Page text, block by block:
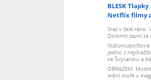
BLESK Tlapky
Netflix filmy
Sraz v šest ráno.
Dolomit zazní za
jedno z
ve Švýcarsku a
OBRAZEM:
mění moře v